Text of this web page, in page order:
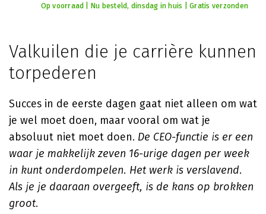
Op voorraad | Nu besteld, dinsdag in huis | Gratis verzonden
Valkuilen die je carrière kunnen
torpederen
Succes in de eerste dagen gaat niet alleen om wat
je wel moet doen, maar vooral om wat je
absoluut niet moet doen. De CEO-functie is er een
waar je makkelijk zeven 16-urige dagen per week
in kunt onderdompelen. Het werk is verslavend.
Als je je daaraan overgeeft, is de kans op brokken
groot.